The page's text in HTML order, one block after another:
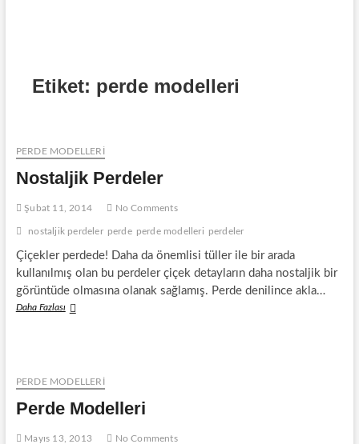
Etiket: perde modelleri
PERDE MODELLERI
Nostaljik Perdeler
Şubat 11, 2014 No Comments
nostaljik perdeler perde perde modelleri perdeler
Çiçekler perdede! Daha da önemlisi tüller ile bir arada
kullanılmış olan bu perdeler çiçek detayların daha nostaljik bir
görüntüde olmasına olanak sağlamış. Perde denilince akla…
Daha FazlasıNostaljik
PERDE MODELLERI
Perde Modelleri
Mayıs 13, 2013 No Comments